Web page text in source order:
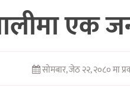
एक
सोमबार, जेठ २२, २०८० मा